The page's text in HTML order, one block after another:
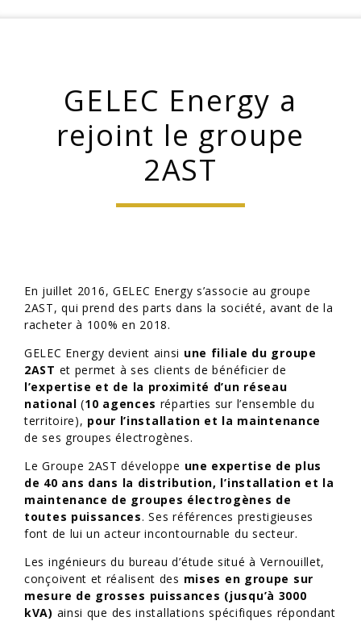
GELEC Energy a
rejoint le groupe
2AST
En juillet 2016, GELEC Energy s’associe au groupe
2AST, qui prend des parts dans la société, avant de la
racheter à 100% en 2018.
GELEC Energy devient ainsi une filiale du groupe
2AST et permet à ses clients de bénéficier de
l’expertise et de la proximité d’un réseau
national (10 agences réparties sur l’ensemble du
territoire), pour l’installation et la maintenance
de ses groupes électrogènes.
Le Groupe 2AST développe une expertise de plus
de 40 ans dans la distribution, l’installation et la
maintenance de groupes électrogènes de
toutes puissances. Ses références prestigieuses
font de lui un acteur incontournable du secteur.
Les ingénieurs du bureau d’étude situé à Vernouillet,
conçoivent et réalisent des mises en groupe sur
mesure de grosses puissances (jusqu’à 3000
kVA) ainsi que des installations spécifiques répondant